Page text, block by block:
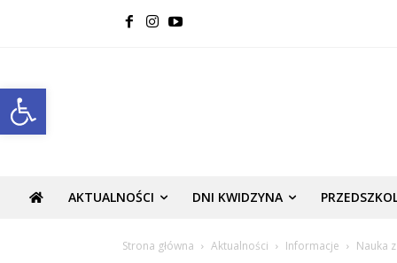
Open toolbar
AKTUALNOŚCI DNI KWIDZYNA
Strona główna Aktualności Informacje Nauka